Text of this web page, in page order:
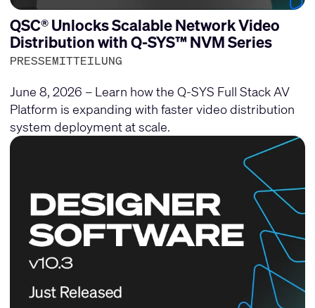
QSC® Unlocks Scalable Network Video
Distribution with Q-SYS™ NVM Series
PRESSEMITTEILUNG
June 8, 2026 – Learn how the Q-SYS Full Stack AV
Platform is expanding with faster video distribution
system deployment at scale.